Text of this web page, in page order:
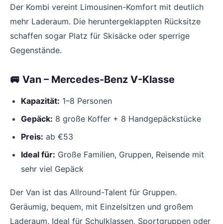
Der Kombi vereint Limousinen-Komfort mit deutlich
mehr Laderaum. Die heruntergeklappten Rücksitze
schaffen sogar Platz für Skisäcke oder sperrige
Gegenstände.
🚐 Van – Mercedes-Benz V-Klasse
Kapazität: 1–8 Personen
Gepäck: 8 große Koffer + 8 Handgepäckstücke
Preis: ab €53
Ideal für: Große Familien, Gruppen, Reisende mit
sehr viel Gepäck
Der Van ist das Allround-Talent für Gruppen.
Geräumig, bequem, mit Einzelsitzen und großem
Laderaum. Ideal für Schulklassen, Sportgruppen oder